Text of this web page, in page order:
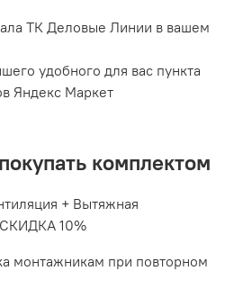
ТК Деловые Линии в вашем
удобного для вас пункта
Яндекс Маркет
комплектом
+ Вытяжная
СКИДКА 10%
монтажникам при повторном